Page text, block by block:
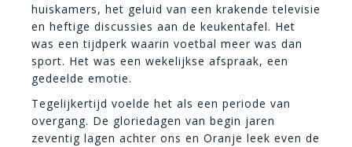
huiskamers, het geluid van een krakende televisie
en heftige discussies aan de keukentafel. Het
was een tijdperk waarin voetbal meer was dan
sport. Het was een wekelijkse afspraak, een
gedeelde emotie.
Tegelijkertijd voelde het als een periode van
overgang. De gloriedagen van begin jaren
zeventig lagen achter ons en Oranje leek even de